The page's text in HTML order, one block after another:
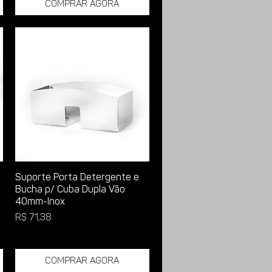
Comprar Agora
Suporte Porta Detergente e
Bucha p/ Cuba Dupla Vão
40mm-Inox
Preço
R$ 71,38
Comprar Agora